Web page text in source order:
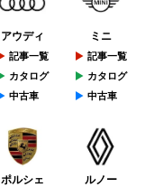
アウディ
記事一覧
カタログ
中古車
ミニ
記事一覧
カタログ
中古車
ポルシェ ルノー